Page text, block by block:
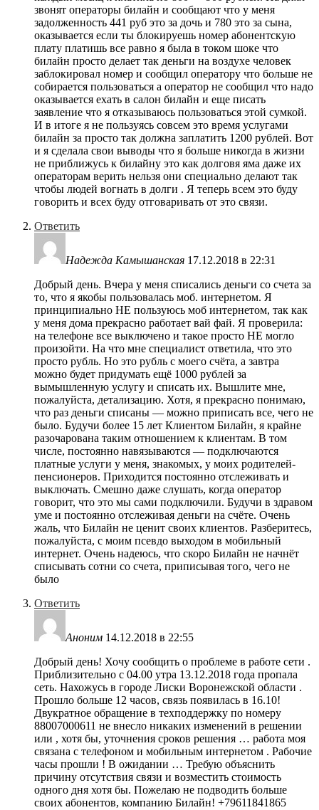
звонят операторы билайн и сообщают что у меня
задолженность 441 руб это за дочь и 780 это за сына,
оказывается если ты блокируешь номер абонентскую
плату платишь все равно я была в током шоке что
билайн просто делает так деньги на воздухе человек
заблокировал номер и сообщил оператору что больше не
собирается пользоваться а оператор не сообщил что надо
оказывается ехать в салон билайн и еще писать
заявление что я отказываюсь пользоваться этой сумкой.
И в итоге я не пользуясь совсем это время услугами
билайн за просто так должна заплатить 1200 рублей. Вот
и я сделала свои выводы что я больше никогда в жизни
не приближусь к билайну это как долговя яма даже их
операторам верить нельзя они специально делают так
чтобы людей вогнать в долги . Я теперь всем это буду
говорить и всех буду отговаривать от это связи.
Ответить
Надежда Камышанская 17.12.2018 в 22:31
Добрый день. Вчера у меня списались деньги со счета за
то, что я якобы пользовалась моб. интернетом. Я
принципиально НЕ пользуюсь моб интернетом, так как
у меня дома прекрасно работает вай фай. Я проверила:
на телефоне все выключено и такое просто НЕ могло
произойти. На что мне специалист ответила, что это
просто рубль. Но это рубль с моего счёта, а завтра
можно будет придумать ещё 1000 рублей за
вымышленную услугу и списать их. Вышлите мне,
пожалуйста, детализацию. Хотя, я прекрасно понимаю,
что раз деньги списаны — можно приписать все, чего не
было. Будучи более 15 лет Клиентом Билайн, я крайне
разочарована таким отношением к клиентам. В том
числе, постоянно навязываются — подключаются
платные услуги у меня, знакомых, у моих родителей-
пенсионеров. Приходится постоянно отслеживать и
выключать. Смешно даже слушать, когда оператор
говорит, что это мы сами подключили. Будучи в здравом
уме и постоянно отслеживая деньги на счёте. Очень
жаль, что Билайн не ценит своих клиентов. Разберитесь,
пожалуйста, с моим псевдо выходом в мобильный
интернет. Очень надеюсь, что скоро Билайн не начнёт
списывать сотни со счета, приписывая того, чего не
было
Ответить
Аноним 14.12.2018 в 22:55
Добрый день! Хочу сообщить о проблеме в работе сети .
Приблизительно с 04.00 утра 13.12.2018 года пропала
сеть. Нахожусь в городе Лиски Воронежской области .
Прошло больше 12 часов, связь появилась в 16.10!
Двукратное обращение в техподдержку по номеру
88007000611 не внесло никаких изменений в решении
или , хотя бы, уточнения сроков решения … работа моя
связана с телефоном и мобильным интернетом . Рабочие
часы прошли ! В ожидании … Требую объяснить
причину отсутствия связи и возместить стоимость
одного дня хотя бы. Пожелаю не подводить больше
своих абонентов, компанию Билайн! +79611841865